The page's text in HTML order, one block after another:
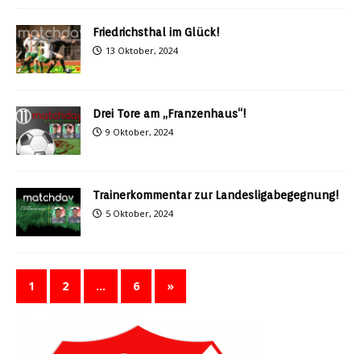
Friedrichsthal im Glück!
13 Oktober, 2024
Drei Tore am „Franzenhaus“!
9 Oktober, 2024
Trainerkommentar zur Landesligabegegnung!
5 Oktober, 2024
1 2 … 6 »